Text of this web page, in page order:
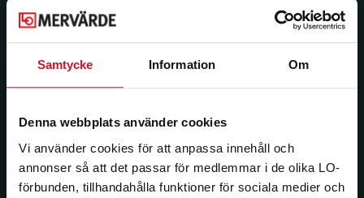
Samtycke Information Om
Denna webbplats använder cookies
Vi använder cookies för att anpassa innehåll och
annonser så att det passar för medlemmar i de olika LO-
förbunden, tillhandahålla funktioner för sociala medier och